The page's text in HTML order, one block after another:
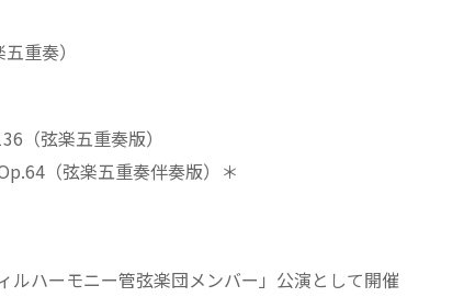
重奏）
（弦楽五重奏版）
（弦楽五重奏伴奏版）＊
ハーモニー管弦楽団メンバー」公演として開催